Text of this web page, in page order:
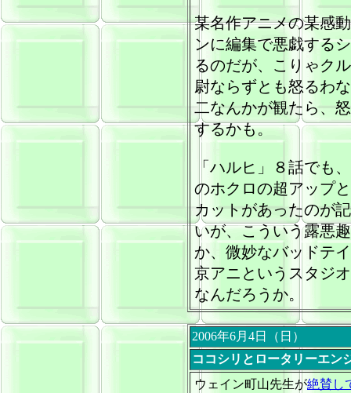
某名作アニメの某感
ンに編集で悪戯する
るのだが、こりゃク
尉ならずとも怒るわ
二なんかが観たら、
するかも。
「ハルヒ」８話でも
のホクロの超アップ
カットがあったのが
いが、こういう露悪
か、微妙なバッドテ
京アニというスタジ
なんだろうか。
2006年6月4日（日）
ココシリとロータリーエン
ウェイン町山先生が絶賛し